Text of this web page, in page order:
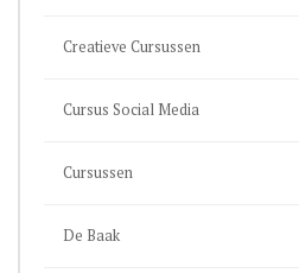
Creatieve Cursussen
Cursus Social Media
Cursussen
De Baak